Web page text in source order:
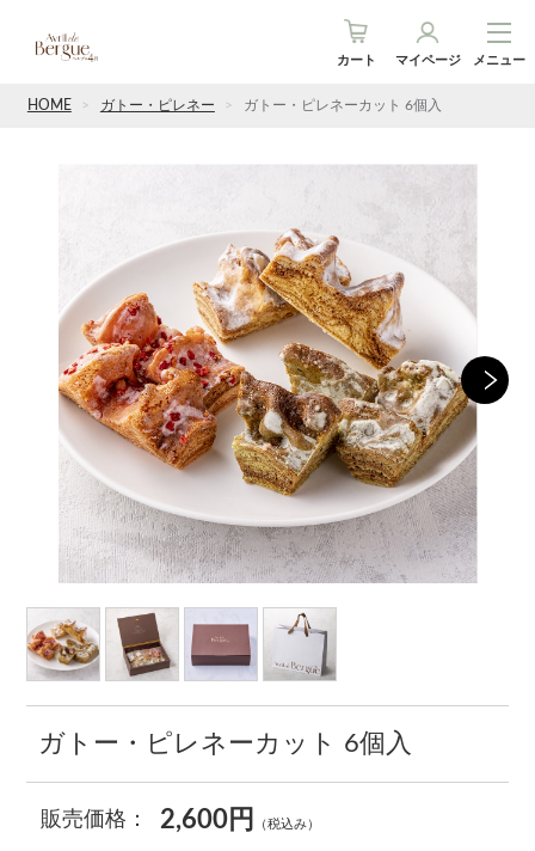
カート マイページ メニュー
HOME ガトー・ピレネー ガトー・ピレネーカット 6個入
ガトー・ピレネーカット 6個入
販売価格： 2,600円 （税込み）